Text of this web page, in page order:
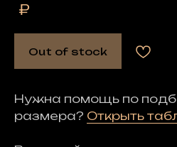
₽
Out of stock
Нужна помощь по
размера? Открыть